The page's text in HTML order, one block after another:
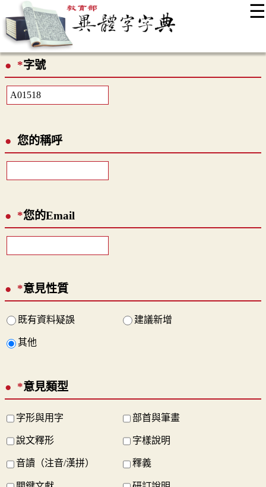
☰
最新消息
*字號
您的稱呼
*您的Email
*意見性質
既有資料疑誤 建議新增
其他
*意見類型
字形與用字 部首與筆畫
說文釋形 字樣說明
音讀（注音/漢拼） 釋義